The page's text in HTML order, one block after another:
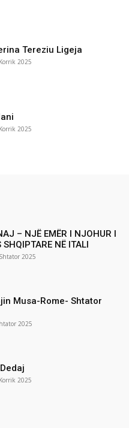
Tereziu Ligeja
2025
2025
– NJË EMËR I NJOHUR I
SHQIPTARE NË ITALI
2025
Musa-Rome- Shtator
2025
2025